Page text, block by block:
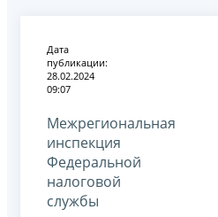
Дата
публикации:
28.02.2024
09:07
Межрегиональная
инспекция
Федеральной
налоговой
службы